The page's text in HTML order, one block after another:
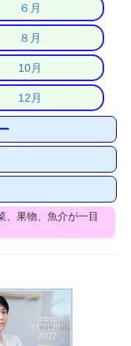
６月
８月
10月
12月
、果物、魚介が一目